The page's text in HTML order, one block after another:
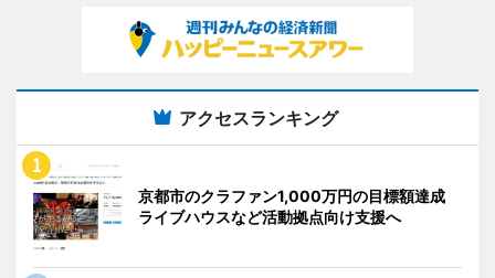
アクセスランキング
京都市のクラファン1,000万円の目標額達成
ライブハウスなど活動拠点向け支援へ